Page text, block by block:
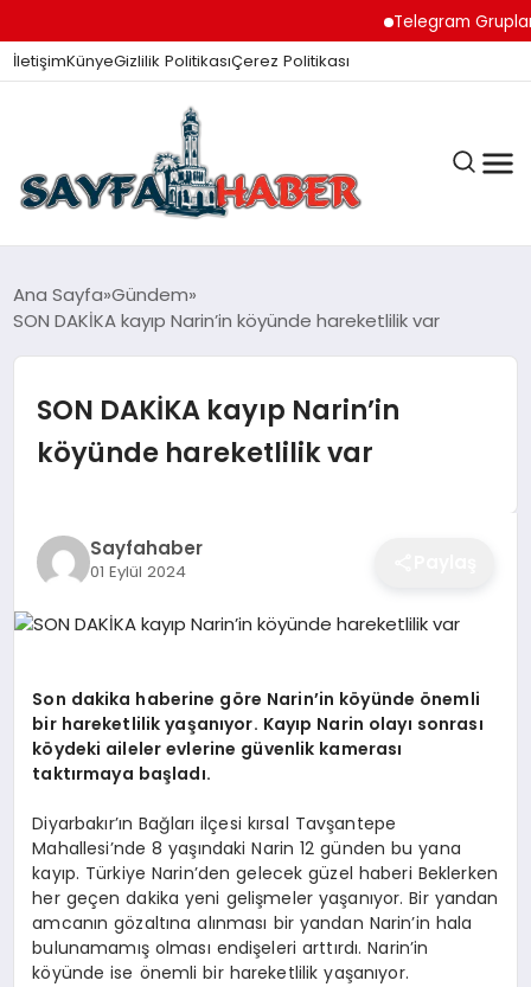
Telegram Grupları
İletişimKünyeGizlilik PolitikasıÇerez Politikası
ANA SAYFA
İZMIR HABERLERI
EĞITIM
SAĞLIK
SPOR
YAŞAM
Ana Sayfa Gündem
SON DAKİKA kayıp Narin’in köyünde hareketlilik var
SON DAKİKA kayıp Narin’in
köyünde hareketlilik var
Sayfahaber
01 Eylül 2024
Son dakika haberine göre Narin’in köyünde önemli
bir hareketlilik yaşanıyor. Kayıp Narin olayı sonrası
köydeki aileler evlerine güvenlik kamerası
taktırmaya başladı.
Diyarbakır’ın Bağları ilçesi kırsal Tavşantepe
Mahallesi’nde 8 yaşındaki Narin 12 günden bu yana
kayıp. Türkiye Narin’den gelecek güzel haberi Beklerken
her geçen dakika yeni gelişmeler yaşanıyor. Bir yandan
amcanın gözaltına alınması bir yandan Narin’in hala
bulunamamış olması endişeleri arttırdı. Narin’in
köyünde ise önemli bir hareketlilik yaşanıyor.